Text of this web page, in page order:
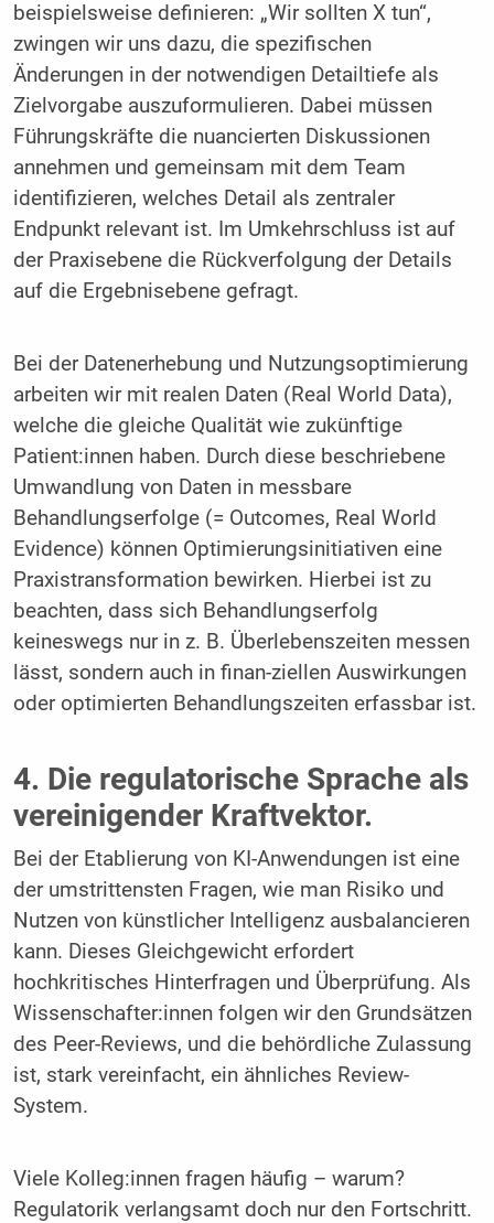
beispielsweise definieren: „Wir sollten X tun“,
zwingen wir uns dazu, die spezifischen
Änderungen in der notwendigen Detailtiefe als
Zielvorgabe auszuformulieren. Dabei müssen
Führungskräfte die nuancierten Diskussionen
annehmen und gemeinsam mit dem Team
identifizieren, welches Detail als zentraler
Endpunkt relevant ist. Im Umkehrschluss ist auf
der Praxisebene die Rückverfolgung der Details
auf die Ergebnisebene gefragt.
Bei der Datenerhebung und Nutzungsoptimierung
arbeiten wir mit realen Daten (Real World Data),
welche die gleiche Qualität wie zukünftige
Patient:innen haben. Durch diese beschriebene
Umwandlung von Daten in messbare
Behandlungserfolge (= Outcomes, Real World
Evidence) können Optimierungsinitiativen eine
Praxistransformation bewirken. Hierbei ist zu
beachten, dass sich Behandlungserfolg
keineswegs nur in z. B. Überlebenszeiten messen
lässt, sondern auch in finan-ziellen Auswirkungen
oder optimierten Behandlungszeiten erfassbar ist.
4. Die regulatorische Sprache als
vereinigender Kraftvektor.
Bei der Etablierung von KI-Anwendungen ist eine
der umstrittensten Fragen, wie man Risiko und
Nutzen von künstlicher Intelligenz ausbalancieren
kann. Dieses Gleichgewicht erfordert
hochkritisches Hinterfragen und Überprüfung. Als
Wissenschafter:innen folgen wir den Grundsätzen
des Peer-Reviews, und die behördliche Zulassung
ist, stark vereinfacht, ein ähnliches Review-
System.
Viele Kolleg:innen fragen häufig – warum?
Regulatorik verlangsamt doch nur den Fortschritt.